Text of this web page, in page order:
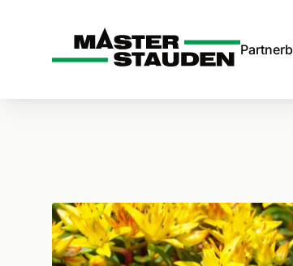
Master-Stauden